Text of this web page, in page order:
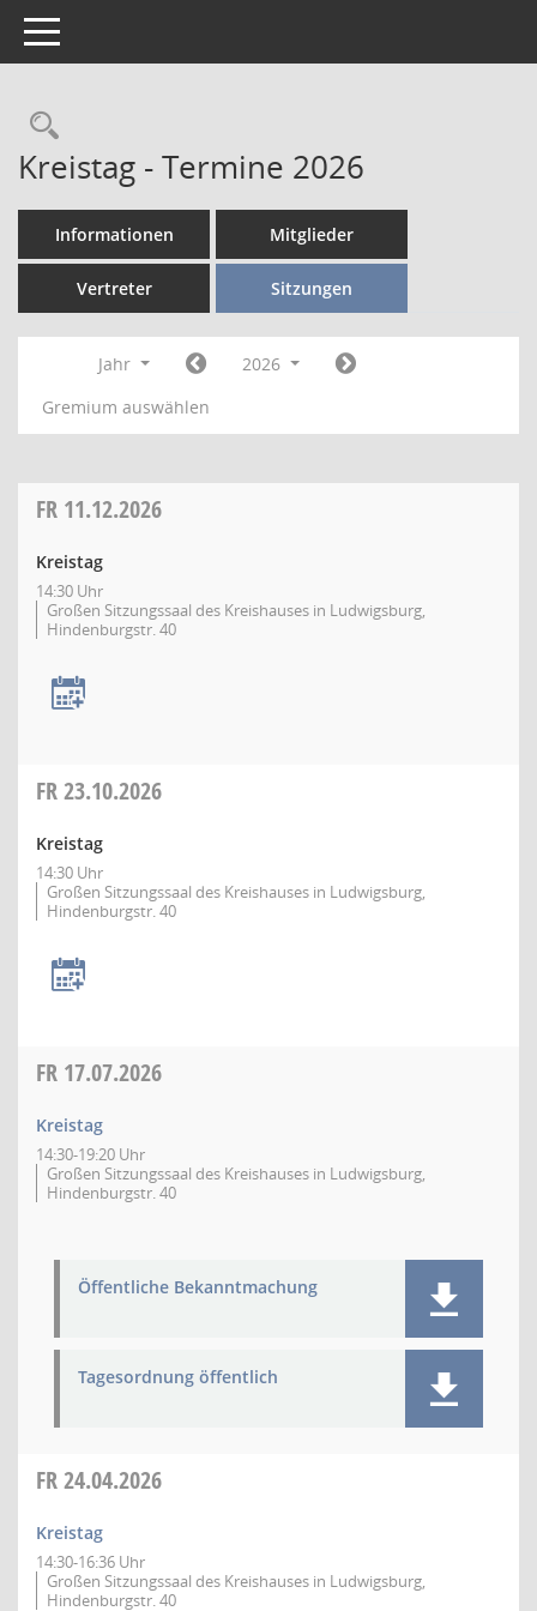
Toggle navigation
Kreistag - Termine 2026
Informationen Mitglieder
Vertreter Sitzungen
Jahr
2026
Gremium auswählen
FR 11.12.2026
Kreistag
14:30 Uhr
Großen Sitzungssaal des Kreishauses in Ludwigsburg,
Hindenburgstr. 40
FR23.10.2026
Kreistag
14:30 Uhr
Großen Sitzungssaal des Kreishauses in Ludwigsburg,
Hindenburgstr. 40
FR 17.07.2026
Kreistag
14:30-19:20 Uhr
Großen Sitzungssaal des Kreishauses in Ludwigsburg,
Hindenburgstr. 40
Öffentliche Bekanntmachung
Tagesordnung öffentlich
FR24.04.2026
Kreistag
14:30-16:36 Uhr
Großen Sitzungssaal des Kreishauses in Ludwigsburg,
Hindenburgstr. 40